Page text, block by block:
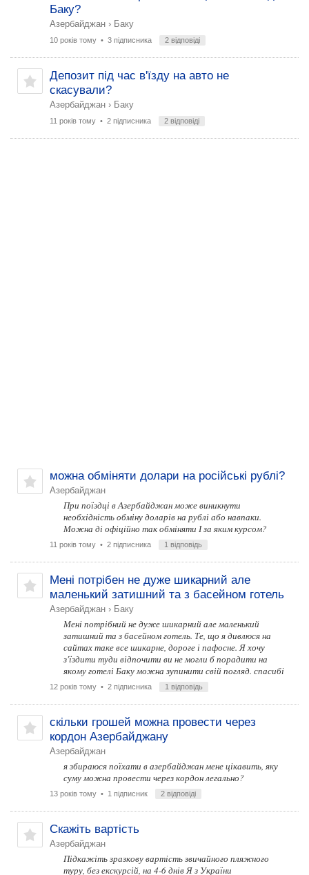
Баку?
Азербайджан › Баку
10 років тому • 3 підписника 2 відповіді
Депозит під час в'їзду на авто не
скасували?
Азербайджан › Баку
11 років тому • 2 підписника 2 відповіді
можна обміняти долари на російські рублі?
Азербайджан
При поїздці в Азербайджан може виникнути
необхідність обміну доларів на рублі або навпаки.
Можна ді офіційно так обміняти І за яким курсом?
11 років тому • 2 підписника 1 відповідь
Мені потрібен не дуже шикарний але
маленький затишний та з басейном готель
Азербайджан › Баку
Мені потрібний не дуже шикарний але маленький
затишний та з басейном готель. Те, що я дивлюся на
сайтах таке все шикарне, дороге і пафосне. Я хочу
з'їздити туди відпочити ви не могли б порадити на
якому готелі Баку можна зупинити свій погляд. спасибі
12 років тому • 2 підписника 1 відповідь
скільки грошей можна провести через
кордон Азербайджану
Азербайджан
я збираюся поїхати в азербайджан мене цікавить, яку
суму можна провести через кордон легально?
13 років тому • 1 підписник 2 відповіді
Скажіть вартість
Азербайджан
Підкажіть зразкову вартість звичайного пляжного
туру, без екскурсій, на 4-6 днів Я з України